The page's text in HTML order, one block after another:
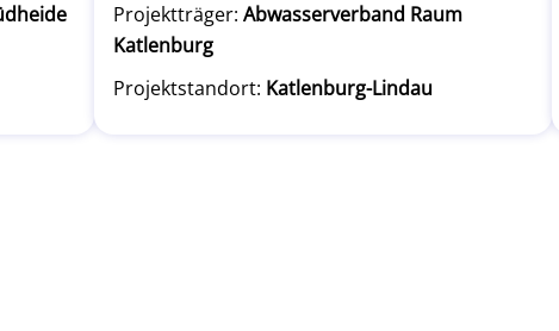
Projektträger: Abwasserverband Raum
Katlenburg
Projektstandort: Katlenburg-Lindau